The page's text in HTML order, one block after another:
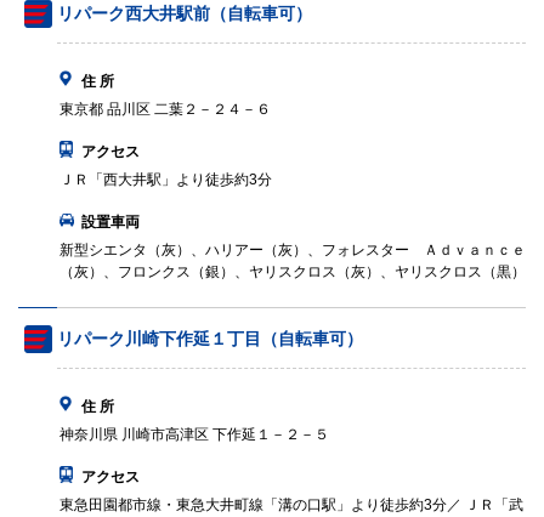
リパーク西大井駅前（自転車可）
住 所
東京都 品川区 二葉２－２４－６
アクセス
ＪＲ「西大井駅」より徒歩約3分
設置車両
新型シエンタ（灰）、ハリアー（灰）、フォレスター Ａｄｖａｎｃｅ
（灰）、フロンクス（銀）、ヤリスクロス（灰）、ヤリスクロス（黒）
リパーク川崎下作延１丁目（自転車可）
住 所
神奈川県 川崎市高津区 下作延１－２－５
アクセス
東急田園都市線・東急大井町線「溝の口駅」より徒歩約3分／ ＪＲ「武